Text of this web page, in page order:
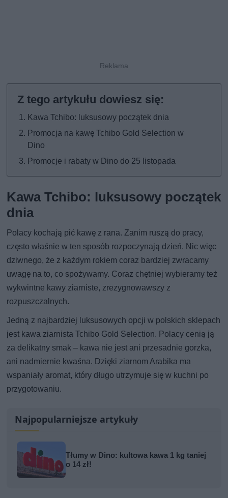
Kawa Tchibo: luksusowy początek dnia
Promocja na kawę Tchibo Gold Selection w
Dino
Promocje i rabaty w Dino do 25 listopada
Kawa Tchibo: luksusowy początek
dnia
Polacy kochają pić kawę z rana. Zanim ruszą do pracy,
często właśnie w ten sposób rozpoczynają dzień. Nic więc
dziwnego, że z każdym rokiem coraz bardziej zwracamy
uwagę na to, co spożywamy. Coraz chętniej wybieramy też
wykwintne kawy ziarniste, zrezygnowawszy z
rozpuszczalnych.
Jedną z najbardziej luksusowych opcji w polskich sklepach
jest kawa ziarnista Tchibo Gold Selection. Polacy cenią ją
za delikatny smak – kawa nie jest ani przesadnie gorzka,
ani nadmiernie kwaśna. Dzięki ziarnom Arabika ma
wspaniały aromat, który długo utrzymuje się w kuchni po
przygotowaniu.
Najpopularniejsze artykuły
Tłumy w Dino: kultowa kawa 1 kg taniej
o 14 zł!